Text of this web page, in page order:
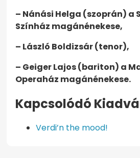
– Nánási Helga (szoprán) a
Színház magánénekese,
– László Boldizsár (tenor),
– Geiger Lajos (bariton) a
Operaház magánénekese.
Kapcsolódó
Verdi’n the mood!